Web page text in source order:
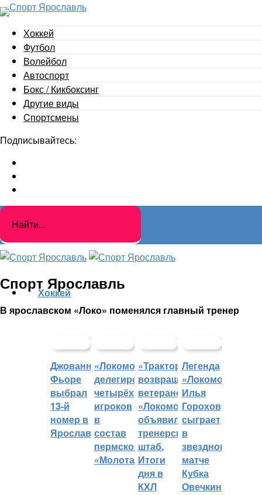
Хоккей
Футбол
Волейбол
Автоспорт
Бокс / Кикбоксинг
Другие виды
Cпортсмены
Подписывайтесь:
Спорт Ярославль
В ярославском «Локо» поменялся главный тренер
Хоккей
Джованни
Фьоре
выбрал
13-й
номер в
Ярославле
«Локомотив»
делегировал
четырёх
игроков
в
состав
пермского
«Молота»
«Трактор»
возвращает
ветеранов,
«Локомотив»
объявил
тренерский
штаб.
Итоги
дня в
КХЛ
Легенда
«Локомотива»
Илья
Горохов
сыграет
в
звездном
матче
Кубка
Овечкина